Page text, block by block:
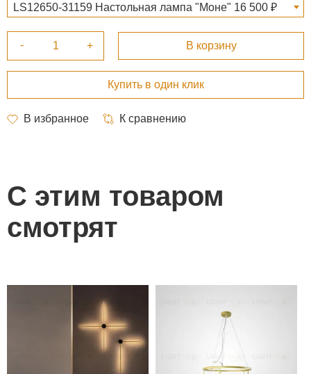
LS12650-31159 Настольная лампа "Моне" 16 500 ₽
С этим товаром
смотрят